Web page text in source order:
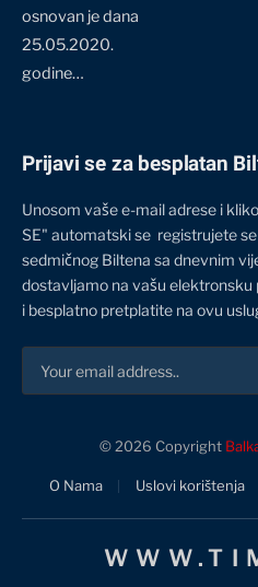
osnovan je dana
25.05.2020.
godine…
Prijavi se za besplatan
Unosom vaše e-mail adrese i
SE" automatski se registrujete
sedmičnog Biltena sa dnevnim
dostavljamo na vašu
i besplatno pretplatite na ovu
© 2026 Copyright
O Nama Uslovi korištenja